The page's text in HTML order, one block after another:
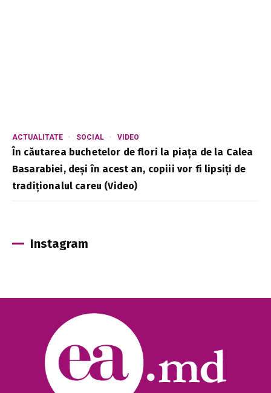
ACTUALITATE SOCIAL VIDEO
În căutarea buchetelor de flori la piața de la Calea
Basarabiei, deși în acest an, copiii vor fi lipsiți de
tradiționalul careu (Video)
Instagram